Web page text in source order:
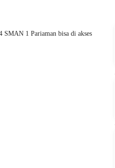
1 Pariaman bisa di akses